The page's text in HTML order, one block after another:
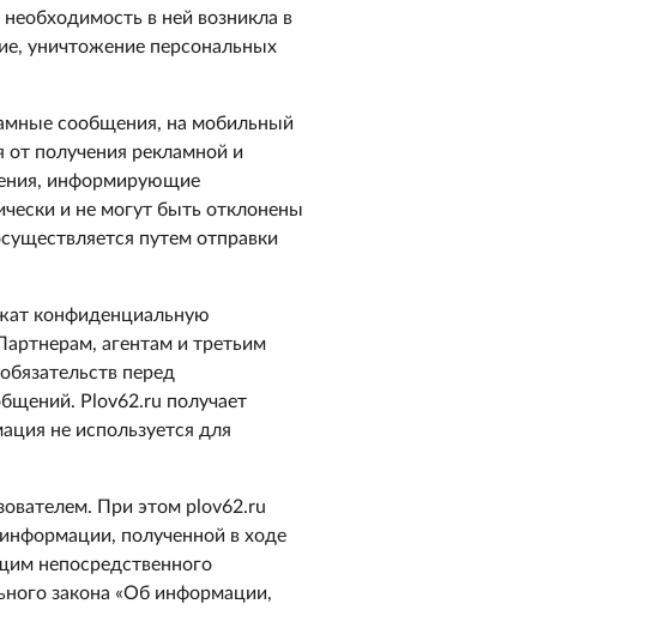
в ней возникла в
уничтожение персональных
сообщения, на мобильный
от получения рекламной и
информирующие
и не могут быть отклонены
путем отправки
конфиденциальную
агентам и третьим
перед
Plov62.ru получает
не используется для
При этом plov62.ru
полученной в ходе
непосредственного
закона «Об информации,